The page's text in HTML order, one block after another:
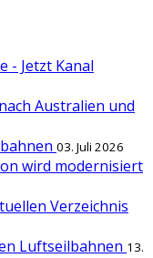
- Jetzt Kanal
Australien und
03. Juli 2026
wird modernisiert
Verzeichnis
Luftseilbahnen 13.